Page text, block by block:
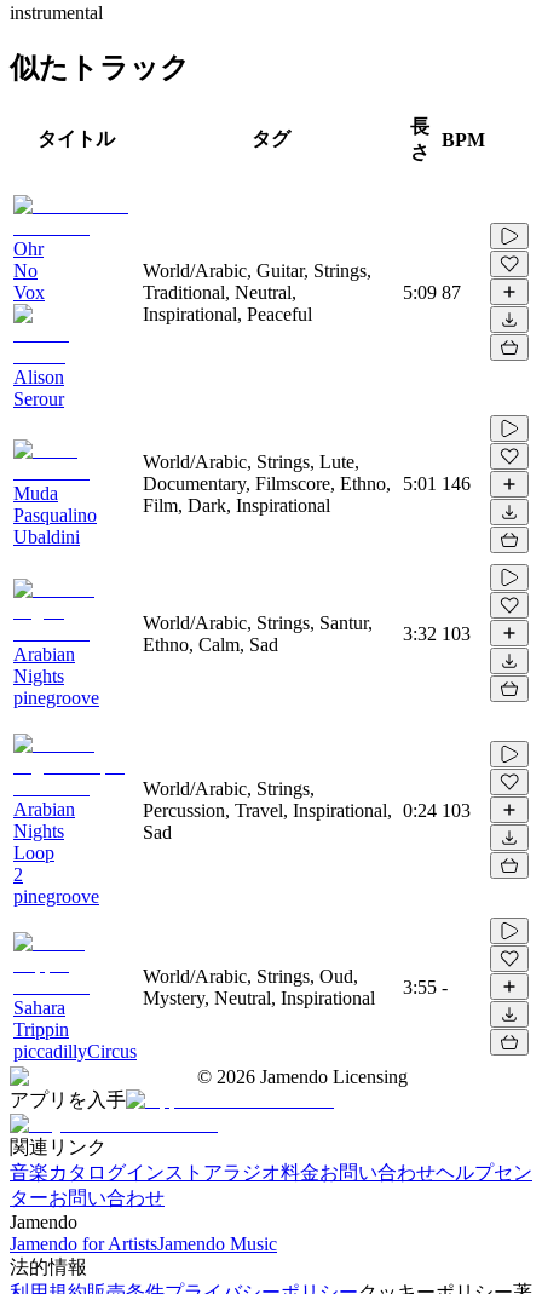
instrumental
似たトラック
タイトル タグ
長
さ
BPM
Ohr
No
Vox
Alison
Serour
World/Arabic, Guitar, Strings,
Traditional, Neutral,
Inspirational, Peaceful
5:09 87
Muda
Pasqualino
Ubaldini
World/Arabic, Strings, Lute,
Documentary, Filmscore, Ethno,
Film, Dark, Inspirational
5:01 146
Arabian
Nights
pinegroove
World/Arabic, Strings, Santur,
Ethno, Calm, Sad
3:32 103
Arabian
Nights
Loop
2
pinegroove
World/Arabic, Strings,
Percussion, Travel, Inspirational,
Sad
0:24 103
Sahara
Trippin
piccadillyCircus
World/Arabic, Strings, Oud,
Mystery, Neutral, Inspirational
3:55 -
© 2026 Jamendo Licensing
アプリを入手
関連リンク
音楽カタログインストアラジオ料金お問い合わせヘルプセン
ターお問い合わせ
Jamendo
Jamendo for ArtistsJamendo Music
法的情報